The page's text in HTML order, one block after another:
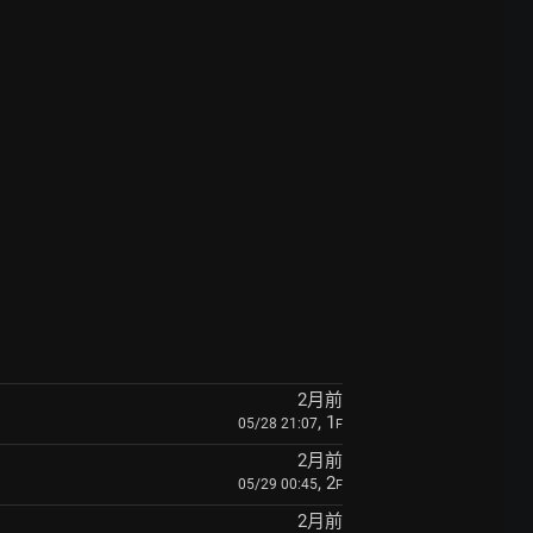
2月前
05/28 21:07, 1 F
2月前
05/29 00:45, 2F
2月前